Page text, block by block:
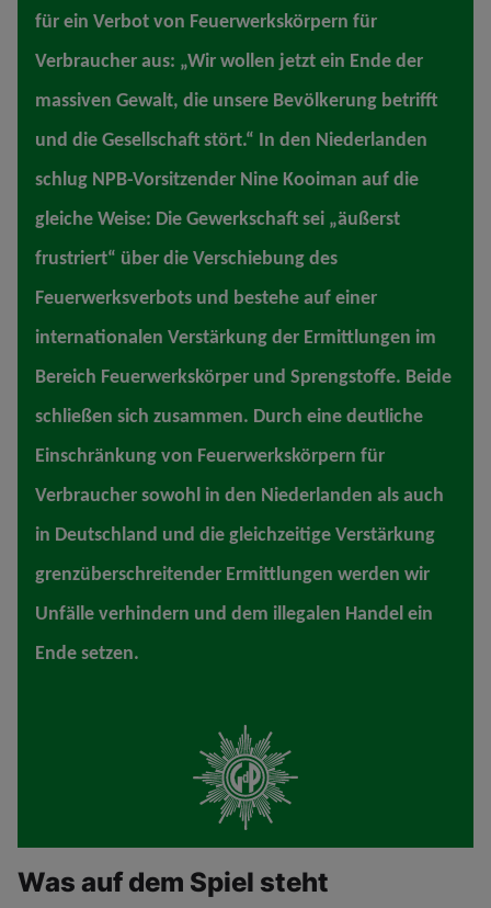
für ein Verbot von Feuerwerkskörpern für
Verbraucher aus: „Wir wollen jetzt ein Ende der
massiven Gewalt, die unsere Bevölkerung betrifft
und die Gesellschaft stört.“ In den Niederlanden
schlug NPB-Vorsitzender Nine Kooiman auf die
gleiche Weise: Die Gewerkschaft sei „äußerst
frustriert“ über die Verschiebung des
Feuerwerksverbots und bestehe auf einer
internationalen Verstärkung der Ermittlungen im
Bereich Feuerwerkskörper und Sprengstoffe. Beide
schließen sich zusammen. Durch eine deutliche
Einschränkung von Feuerwerkskörpern für
Verbraucher sowohl in den Niederlanden als auch
in Deutschland und die gleichzeitige Verstärkung
grenzüberschreitender Ermittlungen werden wir
Unfälle verhindern und dem illegalen Handel ein
Ende setzen.
Was auf dem Spiel steht